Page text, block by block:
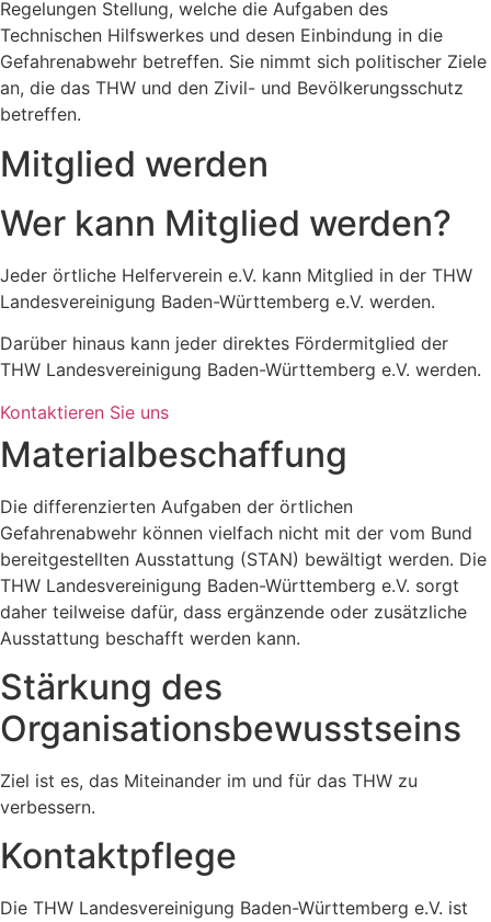
Regelungen Stellung, welche die Aufgaben des
Technischen Hilfswerkes und desen Einbindung in die
Gefahrenabwehr betreffen. Sie nimmt sich politischer Ziele
an, die das THW und den Zivil- und Bevölkerungsschutz
betreffen.
Mitglied werden
Wer kann Mitglied werden?
Jeder örtliche Helferverein e.V. kann Mitglied in der THW
Landesvereinigung Baden-Württemberg e.V. werden.
Darüber hinaus kann jeder direktes Fördermitglied der
THW Landesvereinigung Baden-Württemberg e.V. werden.
Kontaktieren Sie uns
Materialbeschaffung
Die differenzierten Aufgaben der örtlichen
Gefahrenabwehr können vielfach nicht mit der vom Bund
bereitgestellten Ausstattung (STAN) bewältigt werden. Die
THW Landesvereinigung Baden-Württemberg e.V. sorgt
daher teilweise dafür, dass ergänzende oder zusätzliche
Ausstattung beschafft werden kann.
Stärkung des
Organisationsbewusstseins
Ziel ist es, das Miteinander im und für das THW zu
verbessern.
Kontaktpflege
Die THW Landesvereinigung Baden-Württemberg e.V. ist